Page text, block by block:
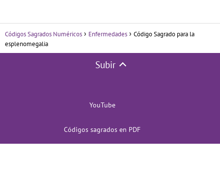
Códigos Sagrados Numéricos Enfermedades
Código Sagrado para la
esplenomegalia
Subir
YouTube
Códigos sagrados en PDF